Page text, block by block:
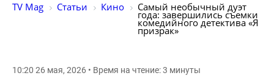
TV Mag Статьи Кино Самый необычный дуэт
года: завершились съемки
комедийного детектива «Я
призрак»
10:20 26 мая, 2026 • Время на чтение: 3 минуты